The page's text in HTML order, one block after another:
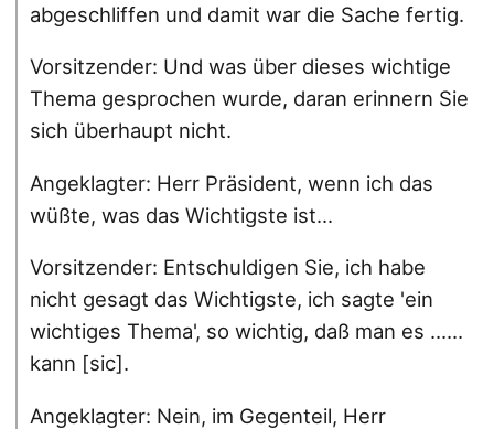
abgeschliffen und damit war die Sache fertig.
Vorsitzender: Und was über dieses wichtige
Thema gesprochen wurde, daran erinnern Sie
sich überhaupt nicht.
Angeklagter: Herr Präsident, wenn ich das
wüßte, was das Wichtigste ist...
Vorsitzender: Entschuldigen Sie, ich habe
nicht gesagt das Wichtigste, ich sagte 'ein
wichtiges Thema', so wichtig, daß man es ......
kann [sic].
Angeklagter: Nein, im Gegenteil, Herr